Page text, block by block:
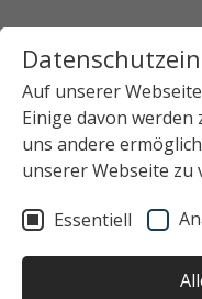
Auf unserer
Einige davon
uns andere
unserer Webseite zu
Essentiell